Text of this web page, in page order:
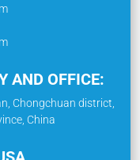
AND OFFICE:
Chongchuan district,
China